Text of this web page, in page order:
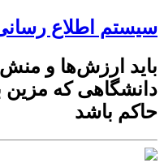
سیستم اطلاع
باید ارزش‌ها و
دانشگاهی که مزین
حاکم باشد